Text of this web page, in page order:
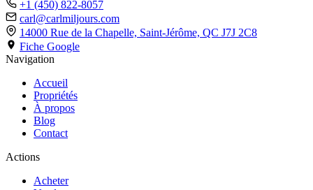
+1 (450) 822-8057
carl@carlmiljours.com
14000 Rue de la Chapelle, Saint-Jérôme, QC J7J 2C8
Fiche Google
Navigation
Accueil
Propriétés
À propos
Blog
Contact
Actions
Acheter